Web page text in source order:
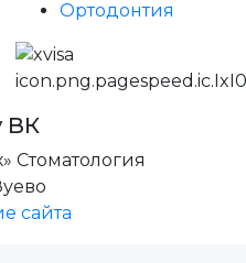
Ортодонтия
ВК
Стоматология
сайта